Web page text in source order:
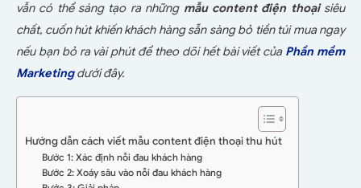
vẫn có thể sáng tạo ra những mẫu content điện thoạisiêu
chất, cuốn hút khiến khách hàng sẵn sàng bỏ tiền túi mua ngay
nếu bạn bỏ ra vài phút để theo dõi hết bài viết của Phần mềm
Marketingdưới đây.
Hướng dẫn cách viết mẫu content điện thoại thu hút
Bước 1: Xác định nỗi đau khách hàng
Bước 2: Xoáy sâu vào nỗi đau khách hàng